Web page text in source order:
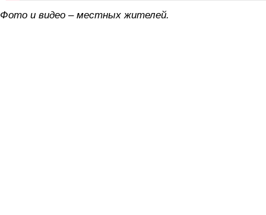
Фото и видео – местных жителей.